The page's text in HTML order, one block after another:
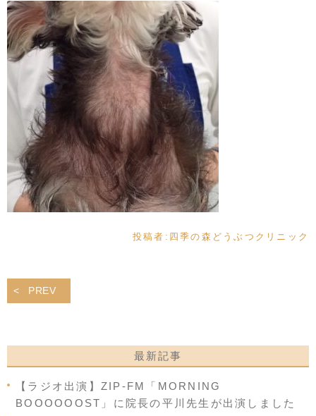
投稿者: 四季の森どうぶつクリニック
PREV
最新記事
【ラジオ出演】ZIP-FM「MORNING
BOOOOOOST」に院長の平川先生が出演しました